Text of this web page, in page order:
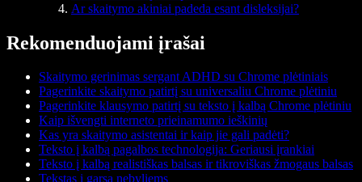
Ar skaitymo akiniai padeda esant disleksijai?
Rekomenduojami įrašai
Skaitymo gerinimas sergant ADHD su Chrome plėtiniais
Pagerinkite skaitymo patirtį su universaliu Chrome plėtiniu
Pagerinkite klausymo patirtį su teksto į kalbą Chrome plėtiniu
Kaip išvengti interneto prieinamumo ieškinių
Kas yra skaitymo asistentai ir kaip jie gali padėti?
Teksto į kalbą pagalbos technologija: Geriausi įrankiai
Teksto į kalbą realistiškas balsas ir tikroviškas žmogaus balsas
Tekstas į garsą nebyliems